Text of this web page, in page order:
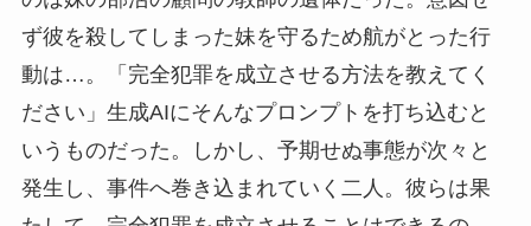
ず彼を殺してしまった妹を守るため航がとった行
動は…。「完全犯罪を成立させる方法を教えてく
ださい」生成AIにそんなプロンプトを打ち込むと
いうものだった。しかし、予期せぬ事態が次々と
発生し、事件へ巻き込まれていく二人。彼らは果